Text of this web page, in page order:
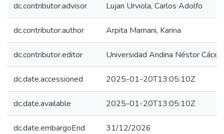
dc.contributor.advisor Lujan Urviola, Carlos Adolfo
dc.contributor.author Arpita Mamani, Karina
dc.contributor.editor Universidad Andina Néstor
dc.date.accessioned 2025-01-20T13:05:10Z
dc.date.available 2025-01-20T13:05:10Z
dc.date.embargoEnd 31/12/2026